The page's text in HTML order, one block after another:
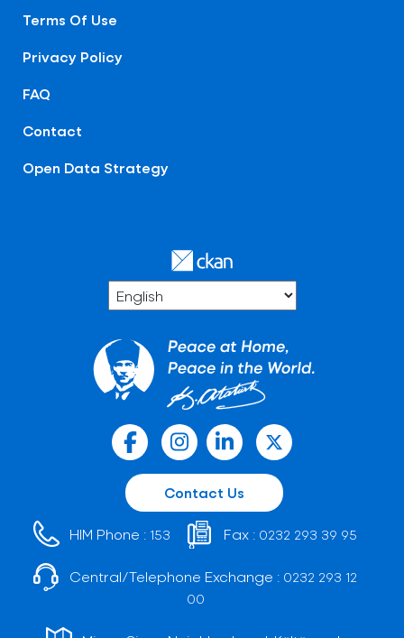
Terms Of Use
Privacy Policy
FAQ
Contact
Open Data Strategy
Contact Us
HIM Phone : 153 Fax : 0232 293 39 95
Central/Telephone Exchange : 0232 293 12
00